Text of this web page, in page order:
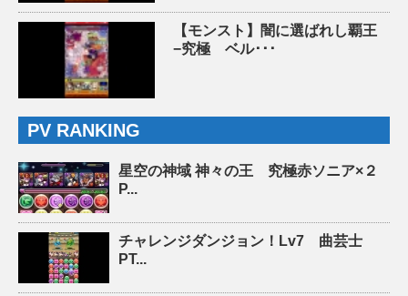
【モンスト】闇に選ばれし覇王
−究極 ベル･･･
PV RANKING
星空の神域 神々の王 究極赤ソニア×２
P...
チャレンジダンジョン！Lv7 曲芸士
PT...